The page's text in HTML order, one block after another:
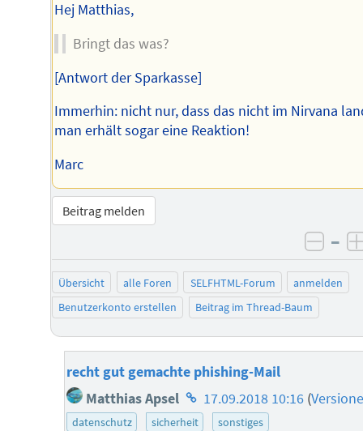
Hej Matthias,
Bringt das was?
[Antwort der Sparkasse]
Immerhin: nicht nur, dass das nicht im Nirvana
man erhält sogar eine Reaktion!
Marc
Beitrag melden
–
Übersicht alle Foren SELFHTML-Forum
anmelden
Benutzerkonto erstellen
Beitrag im Thread-Baum
recht gut gemachte phishing-Mail
Matthias Apsel Homepage
des
17.09.2018 10:16 (
datenschutz sicherheit sonstiges